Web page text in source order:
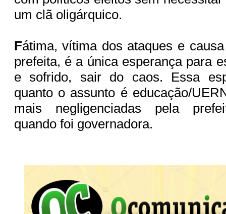
um clã oligárquico.
Fátima, vítima dos ataques e
prefeita, é a única esperança para
e sofrido, sair do caos. Essa
quanto o assunto é educação/
mais negligenciadas pela
quando foi governadora.